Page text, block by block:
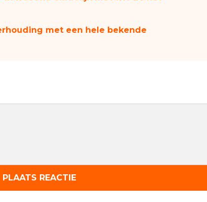
met een hele bekende
PLAATS REACTIE